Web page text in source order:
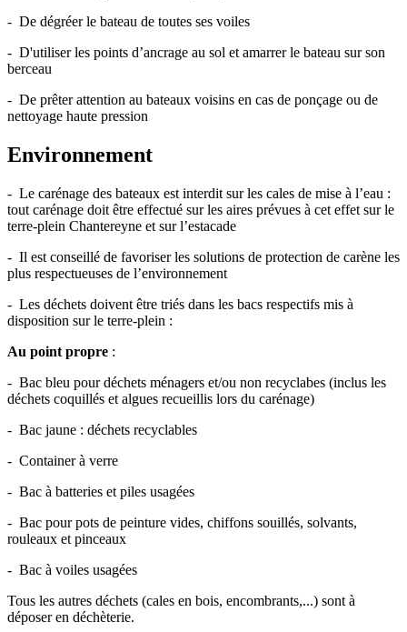
- De dégréer le bateau de toutes ses voiles
- D'utiliser les points d’ancrage au sol et amarrer le bateau sur son
berceau
- De prêter attention au bateaux voisins en cas de ponçage ou de
nettoyage haute pression
Environnement
- Le carénage des bateaux est interdit sur les cales de mise à l’eau :
tout carénage doit être effectué sur les aires prévues à cet effet sur le
terre-plein Chantereyne et sur l’estacade
- Il est conseillé de favoriser les solutions de protection de carène les
plus respectueuses de l’environnement
- Les déchets doivent être triés dans les bacs respectifs mis à
disposition sur le terre-plein :
Au point propre :
- Bac bleu pour déchets ménagers et/ou non recyclabes (inclus les
déchets coquillés et algues recueillis lors du carénage)
- Bac jaune : déchets recyclables
- Container à verre
- Bac à batteries et piles usagées
- Bac pour pots de peinture vides, chiffons souillés, solvants,
rouleaux et pinceaux
- Bac à voiles usagées
Tous les autres déchets (cales en bois, encombrants,...) sont à
déposer en déchèterie.